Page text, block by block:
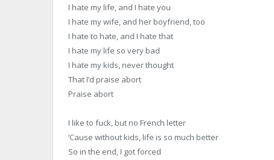
I hate my life, and I hate you
I hate my wife, and her boyfriend, too
I hate to hate, and I hate that
I hate my life so very bad
I hate my kids, never thought
That I’d praise abort
Praise abort
I like to fuck, but no French letter
‘Cause without kids, life is so much better
So in the end, I got forced